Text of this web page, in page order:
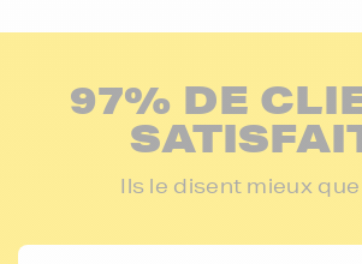
97% DE
Ils le disent mieux